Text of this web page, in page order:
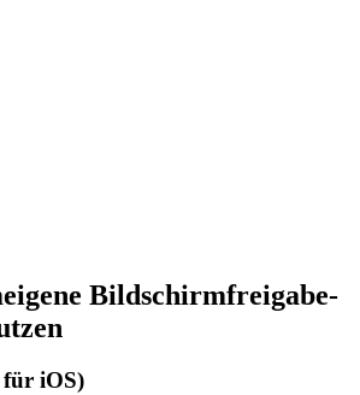
Bildschirmfreigabe-
für iOS)